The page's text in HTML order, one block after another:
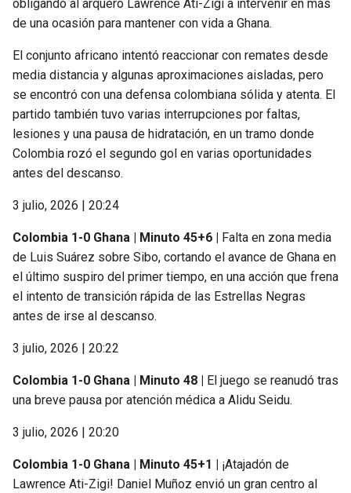
obligando al arquero Lawrence Ati-Zigi a intervenir en más
de una ocasión para mantener con vida a Ghana.
El conjunto africano intentó reaccionar con remates desde
media distancia y algunas aproximaciones aisladas, pero
se encontró con una defensa colombiana sólida y atenta. El
partido también tuvo varias interrupciones por faltas,
lesiones y una pausa de hidratación, en un tramo donde
Colombia rozó el segundo gol en varias oportunidades
antes del descanso.
3 julio, 2026 | 20:24
Colombia 1-0 Ghana | Minuto 45+6 | Falta en zona media
de Luis Suárez sobre Sibo, cortando el avance de Ghana en
el último suspiro del primer tiempo, en una acción que frena
el intento de transición rápida de las Estrellas Negras
antes de irse al descanso.
3 julio, 2026 | 20:22
Colombia 1-0 Ghana | Minuto 48 | El juego se reanudó tras
una breve pausa por atención médica a Alidu Seidu.
3 julio, 2026 | 20:20
Colombia 1-0 Ghana | Minuto 45+1 | ¡Atajadón de
Lawrence Ati-Zigi! Daniel Muñoz envió un gran centro al